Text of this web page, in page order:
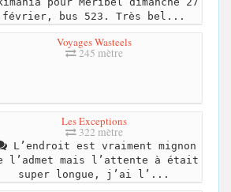
février, bus 523. Très bel...
Voyages Wasteels
245 mètre
Les Exceptions
322 mètre
L’endroit est vraiment mignon
l’admet mais l’attente à était
super longue, j’ai l’...